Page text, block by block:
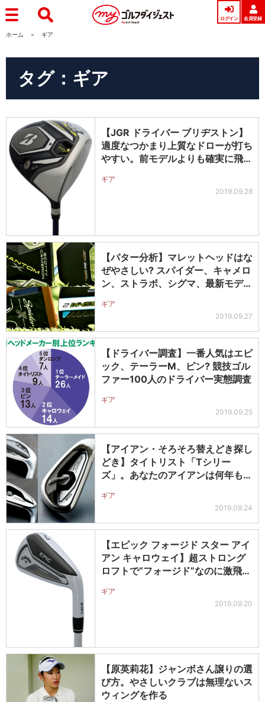
ログイン 会員登録
ホーム ギア
タグ：ギア
【JGR ドライバー ブリヂストン】
適度なつかまり上質なドローが打ち
やすい。前モデルよりも確実に飛
ギア
2019.09.28
【パター分析】マレットヘッドはな
ぜやさしい? スパイダー、キャメロ
ン、ストラボ、シグマ、最新モデル
ギア
2019.09.27
【ドライバー調査】一番人気はエピ
ック、テーラーM、ピン? 競技ゴル
ファー100人のドライバー実態調査
ギア
2019.09.25
【アイアン・そろそろ替えどき探し
どき】タイトリスト「Tシリー
ズ」。あなたのアイアンは何年も
ギア
2019.09.24
【エピック フォージド スター アイ
アン キャロウェイ】超ストロング
ロフトで“フォージド”なのに激飛…
ギア
2019.09.20
【原英莉花】ジャンボさん譲りの選
び方。やさしいクラブは無理ないス
ウィングを作る